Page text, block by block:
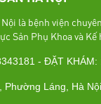
là bệnh viện
Sản Phụ Khoa và Kế
- ĐẶT KHÁM:
Phường Láng, Hà Nội